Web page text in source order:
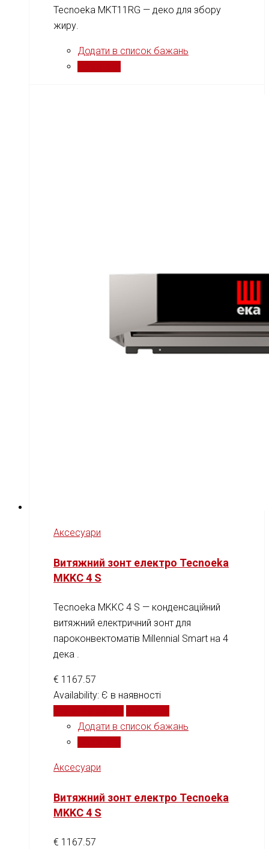
Tecnoeka MKT11RG — деко для збору
жиру.
Додати в список бажань
Аксесуари
Витяжний зонт електро Tecnoeka
MKKC 4 S
Tecnoeka MKKC 4 S — конденсаційний
витяжний електричний зонт для
пароконвектоматів Millennial Smart на 4
дека .
€ 1167.57
Availability: Є в наявності
Додати в список бажань
Аксесуари
Витяжний зонт електро Tecnoeka
MKKC 4 S
€ 1167.57